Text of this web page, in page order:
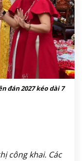
đán 2027 kéo dài 7
công khai. Các